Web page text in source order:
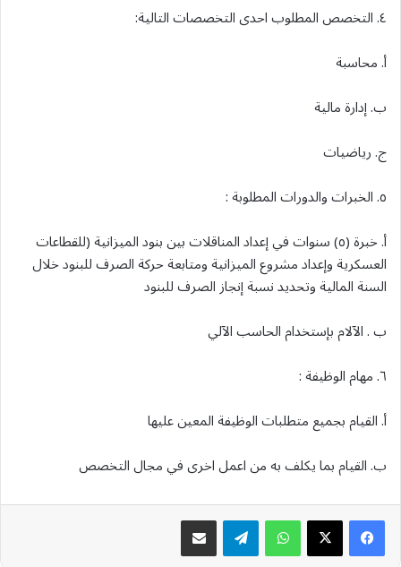
٤. التخصص المطلوب احدى التخصصات التالية:
أ. محاسبة
ب. إدارة مالية
ج. رياضيات
٥. الخبرات والدورات المطلوبة :
أ. خبرة (٥) سنوات في إعداد المناقلات بين بنود الميزانية (للقطاعات
العسكرية وإعداد مشروع الميزانية ومتابعة حركة الصرف للبنود خلال
السنة المالية وتحديد نسبة إنجاز الصرف للبنود
ب . الآلام بإستخدام الحاسب الآلي
٦. مهام الوظيفة :
أ. القيام بجميع متطلبات الوظيفة المعين عليها
ب. القيام بما يكلف به من اعمل اخرى في مجال التخصص
واتسابتيلقرام مشاركة عبر البريد